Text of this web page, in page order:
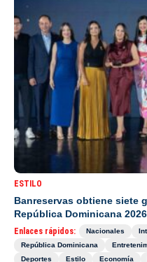
ESTILO
Banreservas obtiene siete
República Dominicana 2026
Enlaces rápidos: Nacionales
República Dominicana
Deportes
Estilo Economía